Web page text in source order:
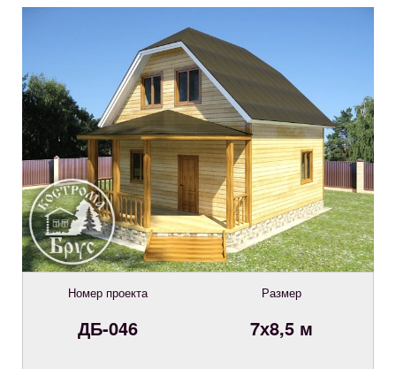
Номер проекта
ДБ-046
Размер
7х8,5 м